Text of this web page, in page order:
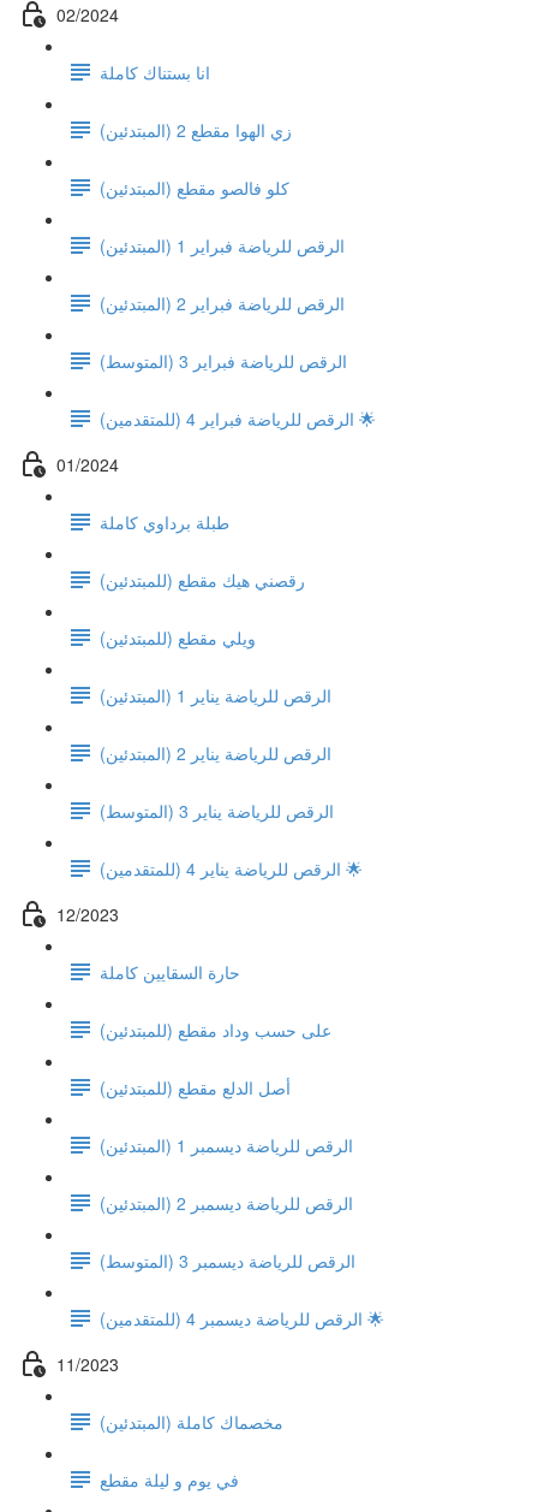
02/2024
انا بستناك كاملة
زي الهوا مقطع 2 (المبتدئين)
كلو فالصو مقطع (المبتدئين)
الرقص للرياضة فبراير 1 (المبتدئين)
الرقص للرياضة فبراير 2 (المبتدئين)
(الرقص للرياضة فبراير 3 (المتوسط
الرقص للرياضة فبراير 4 (للمتقدمين) 🌟
01/2024
طبلة برداوي كاملة
رقصني هيك مقطع (للمبتدئين)
ويلي مقطع (للمبتدئين)
الرقص للرياضة يناير 1 (المبتدئين)
الرقص للرياضة يناير 2 (المبتدئين)
(الرقص للرياضة يناير 3 (المتوسط
الرقص للرياضة يناير 4 (للمتقدمين) 🌟
12/2023
حارة السقايين كاملة
على حسب وداد مقطع (للمبتدئين)
(أصل الدلع مقطع (للمبتدئين
الرقص للرياضة ديسمبر 1 (المبتدئين)
الرقص للرياضة ديسمبر 2 (المبتدئين)
(الرقص للرياضة ديسمبر 3 (المتوسط
الرقص للرياضة ديسمبر 4 (للمتقدمين) 🌟
11/2023
(مخصماك كاملة (المبتدئين
في يوم و ليلة مقطع